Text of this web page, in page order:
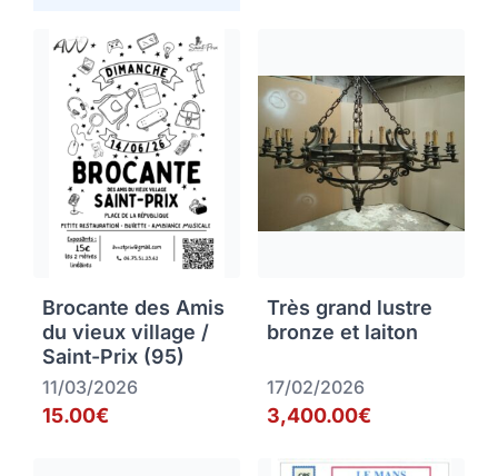
Brocante des Amis
du vieux village /
Saint-Prix (95)
11/03/2026
15.00€
Très grand lustre
bronze et laiton
17/02/2026
3,400.00€